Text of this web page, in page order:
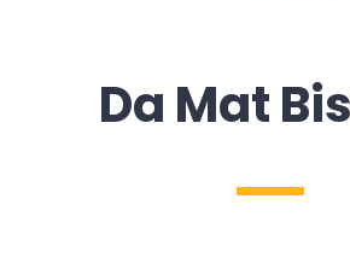
Da Mat